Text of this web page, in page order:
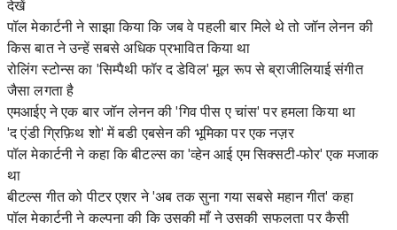
देखें
पॉल मेकार्टनी ने साझा किया कि जब वे पहली बार मिले थे तो जॉन लेनन की
किस बात ने उन्हें सबसे अधिक प्रभावित किया था
रोलिंग स्टोन्स का 'सिम्पैथी फॉर द डेविल' मूल रूप से ब्राजीलियाई संगीत
जैसा लगता है
एमआईए ने एक बार जॉन लेनन की 'गिव पीस ए चांस' पर हमला किया था
'द एंडी ग्रिफ़िथ शो' में बडी एबसेन की भूमिका पर एक नज़र
पॉल मेकार्टनी ने कहा कि बीटल्स का 'व्हेन आई एम सिक्सटी-फोर' एक मजाक
था
बीटल्स गीत को पीटर एशर ने 'अब तक सुना गया सबसे महान गीत' कहा
पॉल मेकार्टनी ने कल्पना की कि उसकी माँ ने उसकी सफलता पर कैसी